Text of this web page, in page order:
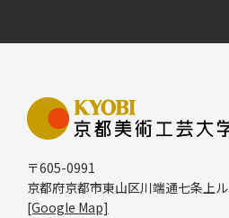
〒605-0991
京都府京都市東山区川端通七条上ル
[Google Map]